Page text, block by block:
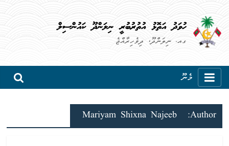
ހުވަދު އަތޮޅު އުތުރުބުރީ ނިލަންދޫ ކައުންސިލް
ގއ. ނިލަންދޫ، ދިވެހިރާއްޖެ
މެނޫ
Author:
Mariyam Shixna Najeeb